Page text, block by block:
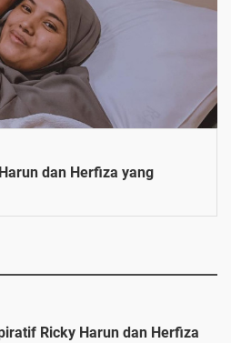
dan Herfiza yang
Ricky Harun dan Herfiza